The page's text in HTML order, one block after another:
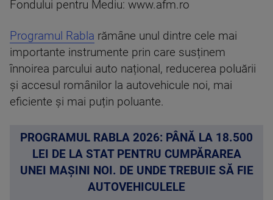
Fondului pentru Mediu: www.afm.ro
Programul Rabla rămâne unul dintre cele mai
importante instrumente prin care susținem
înnoirea parcului auto național, reducerea poluării
și accesul românilor la autovehicule noi, mai
eficiente și mai puțin poluante.
PROGRAMUL RABLA 2026: PÂNĂ LA 18.500
LEI DE LA STAT PENTRU CUMPĂRAREA
UNEI MAȘINI NOI. DE UNDE TREBUIE SĂ FIE
AUTOVEHICULELE